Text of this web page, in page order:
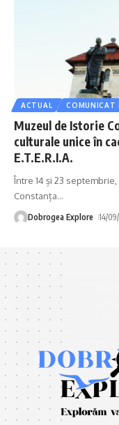
ACTUAL COMUNICAT
Muzeul de Istorie
culturale unice în
E.T.E.R.I.A.
Între 14 și 23
Constanța…
Dobrogea Explore 14/